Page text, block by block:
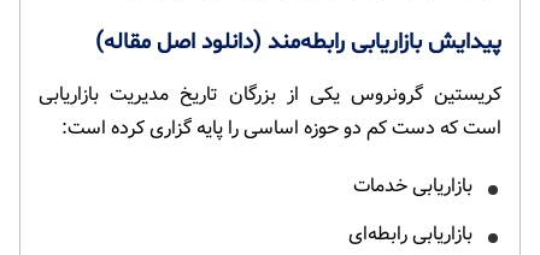
پیدایش بازاریابی رابطه‌مند (دانلود اصل مقاله)
کریستین گرونروس یکی از بزرگان تاریخ مدیریت بازاریابی
است که دست کم دو حوزه اساسی را پایه گزاری کرده است:
بازاریابی خدمات
بازاریابی رابطه‌ای